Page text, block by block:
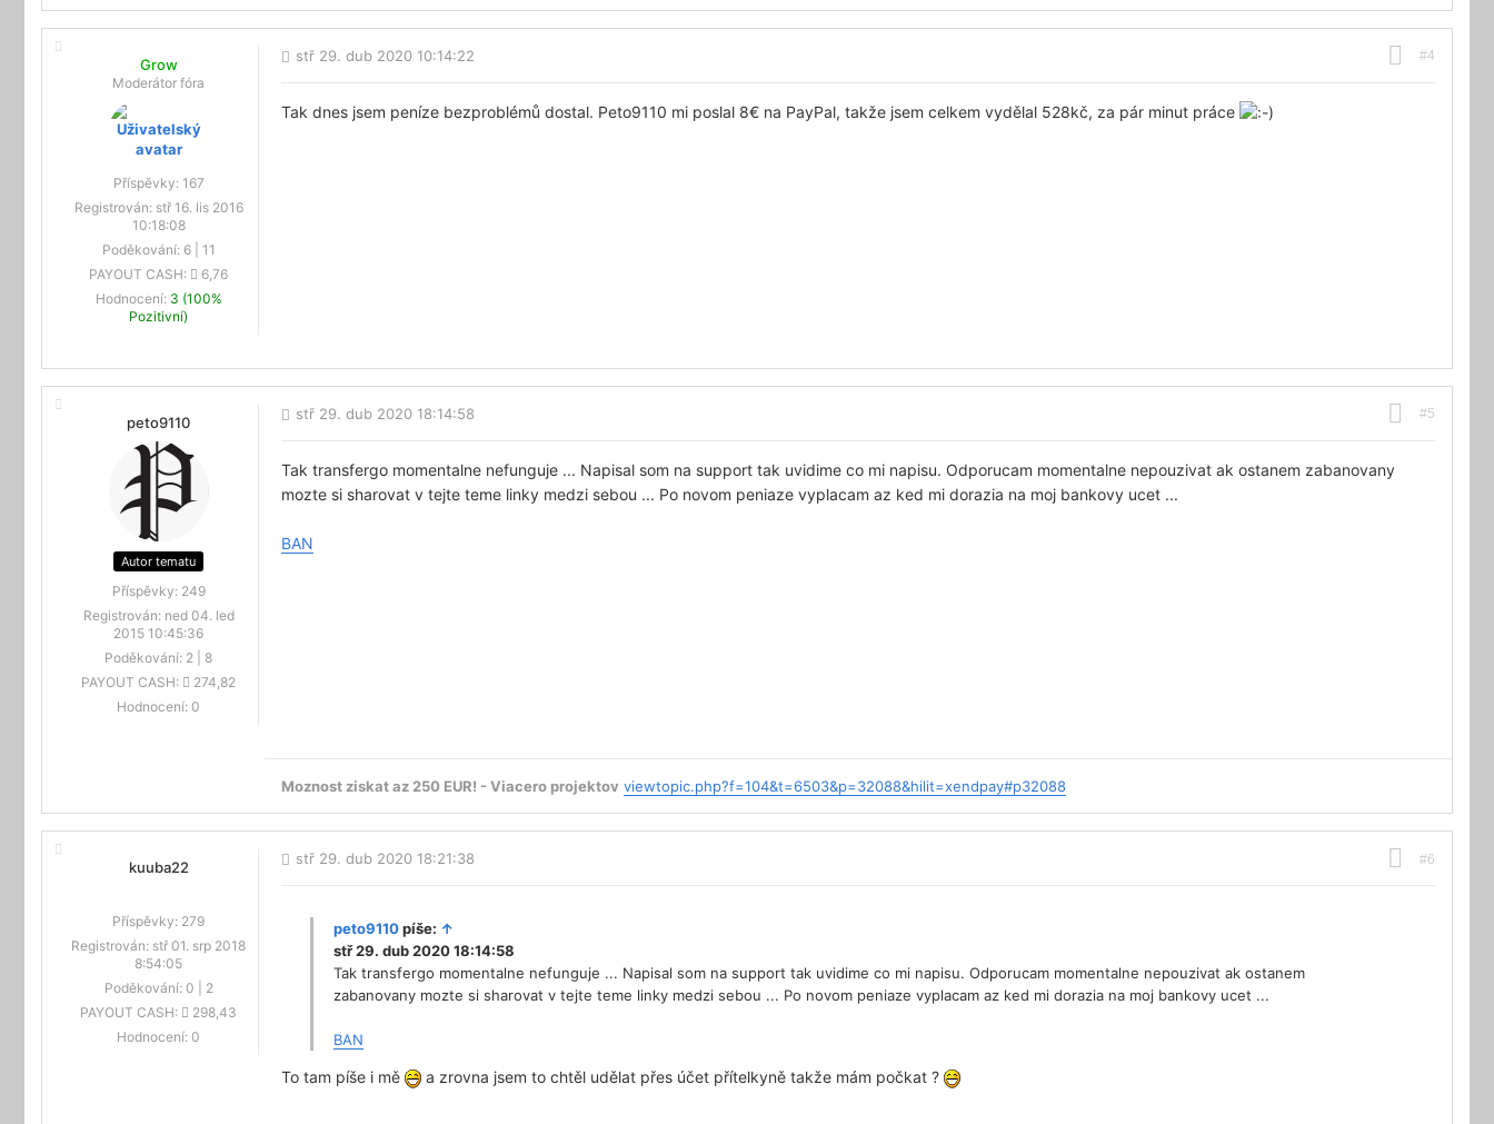
Grow
Moderátor fóra
Příspěvky: 167
Registrován: stř 16. lis 2016
10:18:08
Poděkování: 6| 11
PAYOUT CASH:
6,76
Hodnocení: 3 (100%
Pozitivní)
#4
stř 29. dub 2020 10:14:22
Tak dnes jsem peníze bezproblémů dostal. Peto9110 mi poslal 8€ na PayPal, takže jsem celkem vydělal 528kč, za pár minut práce
peto9110
Autor tematu
Příspěvky: 249
Registrován: ned 04. led
2015 10:45:36
Poděkování: 2
8
PAYOUT CASH:
274,82
Hodnocení: 0
#5
stř 29. dub 2020 18:14:58
Tak transfergo momentalne nefunguje ... Napisal som na support tak uvidime co mi napisu. Odporucam momentalne nepouzivat ak ostanem zabanovany
mozte si sharovat v tejte teme linky medzi sebou ... Po novom peniaze vyplacam az ked mi dorazia na moj bankovy ucet ...
BAN
Moznost ziskat az 250 EUR! - Viacero projektov viewtopic.php?f=104&t=6503&p=32088&hilit=xendpay#p32088
kuuba22
Příspěvky: 279
Registrován: stř 01. srp 2018
8:54:05
Poděkování: 0
2
PAYOUT CASH:
298,43
Hodnocení: 0
#6
stř 29. dub 2020 18:21:38
peto9110píše: ↑
stř 29. dub 2020 18:14:58
Tak transfergo momentalne nefunguje ... Napisal som na support tak uvidime co mi napisu. Odporucam momentalne nepouzivat ak ostanem
zabanovany mozte si sharovat v tejte teme linky medzi sebou ... Po novom peniaze vyplacam az ked mi dorazia na moj bankovy ucet ...
BAN
To tam píše i mě a zrovna jsem to chtěl udělat přes účet přítelkyně takže mám počkat ?